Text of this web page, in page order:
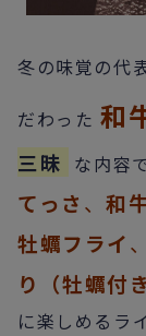
冬の味覚の代
だわった 和
三昧 な内容
てっさ 、和
牡蠣フライ、
り（牡蠣付き
に楽しめるラ